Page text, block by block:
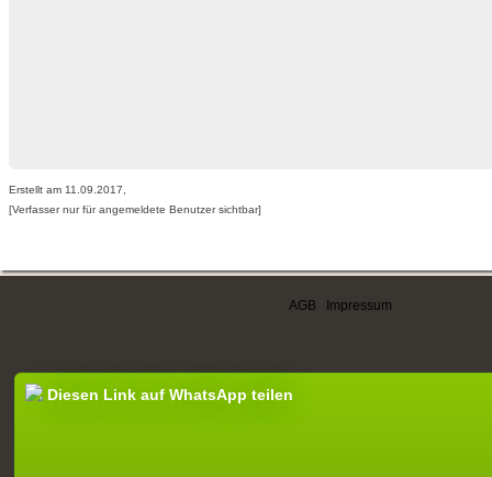
Erstellt am 11.09.2017,
[Verfasser nur für angemeldete Benutzer sichtbar]
AGB Impressum
Diesen Link auf WhatsApp teilen